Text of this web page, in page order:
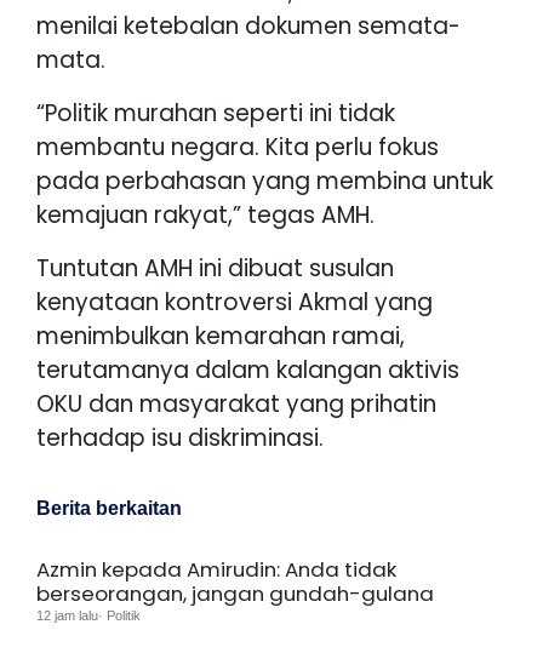
menilai ketebalan dokumen semata-
mata.
“Politik murahan seperti ini tidak
membantu negara. Kita perlu fokus
pada perbahasan yang membina untuk
kemajuan rakyat,” tegas AMH.
Tuntutan AMH ini dibuat susulan
kenyataan kontroversi Akmal yang
menimbulkan kemarahan ramai,
terutamanya dalam kalangan aktivis
OKU dan masyarakat yang prihatin
terhadap isu diskriminasi.
Berita berkaitan
Azmin kepada Amirudin: Anda tidak
berseorangan, jangan gundah-gulana
12 jam lalu· Politik